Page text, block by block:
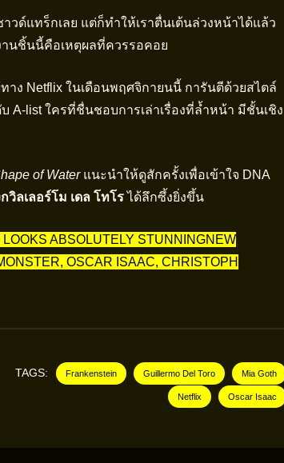
ด์แทร็กเลย แต่ก็ทำให้เราตื่นเต้นล่วงหน้าได้แล้ว
นชิ้นนี้คือเหตุผลที่ควรรอคอย
ทาง Netflix ในเดือนพฤศจิกายนนี้ การันตีด้วยสไตล์
list ใครที่ชื่นชอบการเล่าเรื่องที่ล้ำหน้า มีชั้นเชิง
of Waterแนะนำให้ดูสักครั้งเพื่อเข้าใจ DNA
วิลเลอร์โม เดล โทโรได้ลึกซึ้งยิ่งขึ้น
LOOKS ABSOLUTELY STUNNINGNEW
OSCAR ISAAC, CHRISTOPH
TAGS: Frankenstein Guillermo Del Toro Mia Goth
Netflix Oscar Isaac